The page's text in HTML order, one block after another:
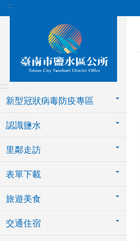
跳到主要內容區塊
:::
:::
新型冠狀病毒防疫專區
認識鹽水
里鄰走訪
表單下載
旅遊美食
交通住宿